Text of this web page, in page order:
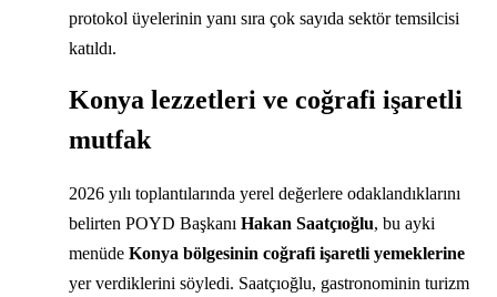
protokol üyelerinin yanı sıra çok sayıda sektör temsilcisi
katıldı.
Konya lezzetleri ve coğrafi işaretli
mutfak
2026 yılı toplantılarında yerel değerlere odaklandıklarını
belirten POYD Başkanı Hakan Saatçıoğlu, bu ayki
menüde Konya bölgesinin coğrafi işaretli yemeklerine
yer verdiklerini söyledi. Saatçıoğlu, gastronominin turizm